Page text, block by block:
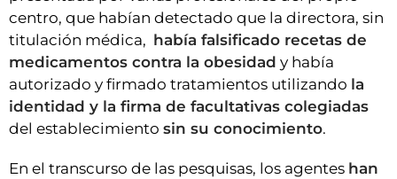
centro, que habían detectado que la directora, sin
titulación médica, había falsificado recetas de
medicamentos contra la obesidad y había
autorizado y firmado tratamientos utilizando la
identidad y la firma de facultativas colegiadas
del establecimiento sin su conocimiento.
En el transcurso de las pesquisas, los agentes han